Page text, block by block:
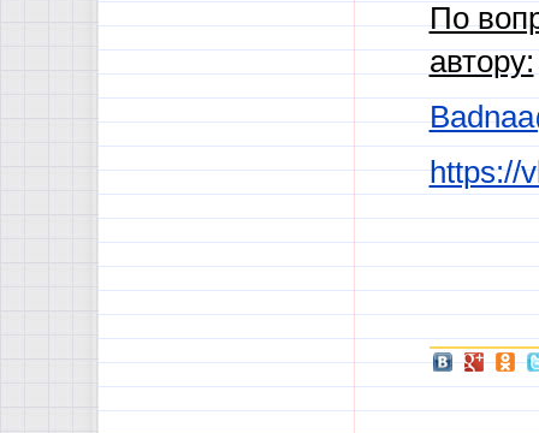
По
автору:
https://